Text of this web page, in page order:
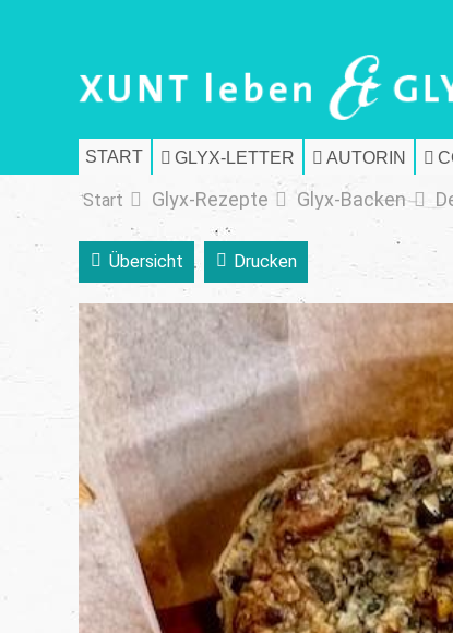
START GLYX-LETTER AUTORIN
Start Glyx-Rezepte Glyx-Backen
Übersicht Drucken